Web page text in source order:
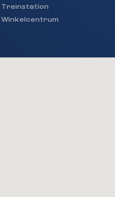
Treinstation
Winkelcentrum